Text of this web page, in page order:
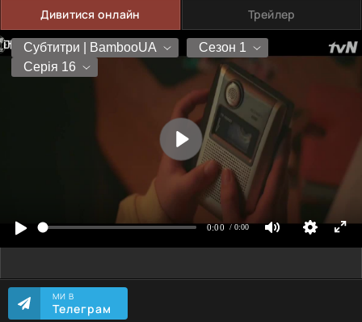
Дивитися онлайн Трейлер
МИ В
Телеграм